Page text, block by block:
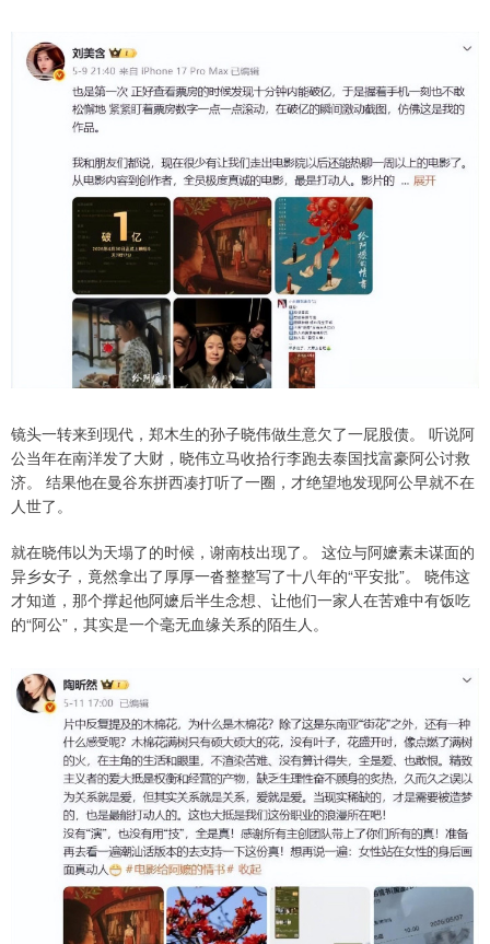
镜头一转来到现代，郑木生的孙子晓伟做生意欠了一屁股债。 听说阿
公当年在南洋发了大财，晓伟立马收拾行李跑去泰国找富豪阿公讨救
济。 结果他在曼谷东拼西凑打听了一圈，才绝望地发现阿公早就不在
人世了。
就在晓伟以为天塌了的时候，谢南枝出现了。 这位与阿嬷素未谋面的
异乡女子，竟然拿出了厚厚一沓整整写了十八年的“平安批”。 晓伟这
才知道，那个撑起他阿嬷后半生念想、让他们一家人在苦难中有饭吃
的“阿公”，其实是一个毫无血缘关系的陌生人。